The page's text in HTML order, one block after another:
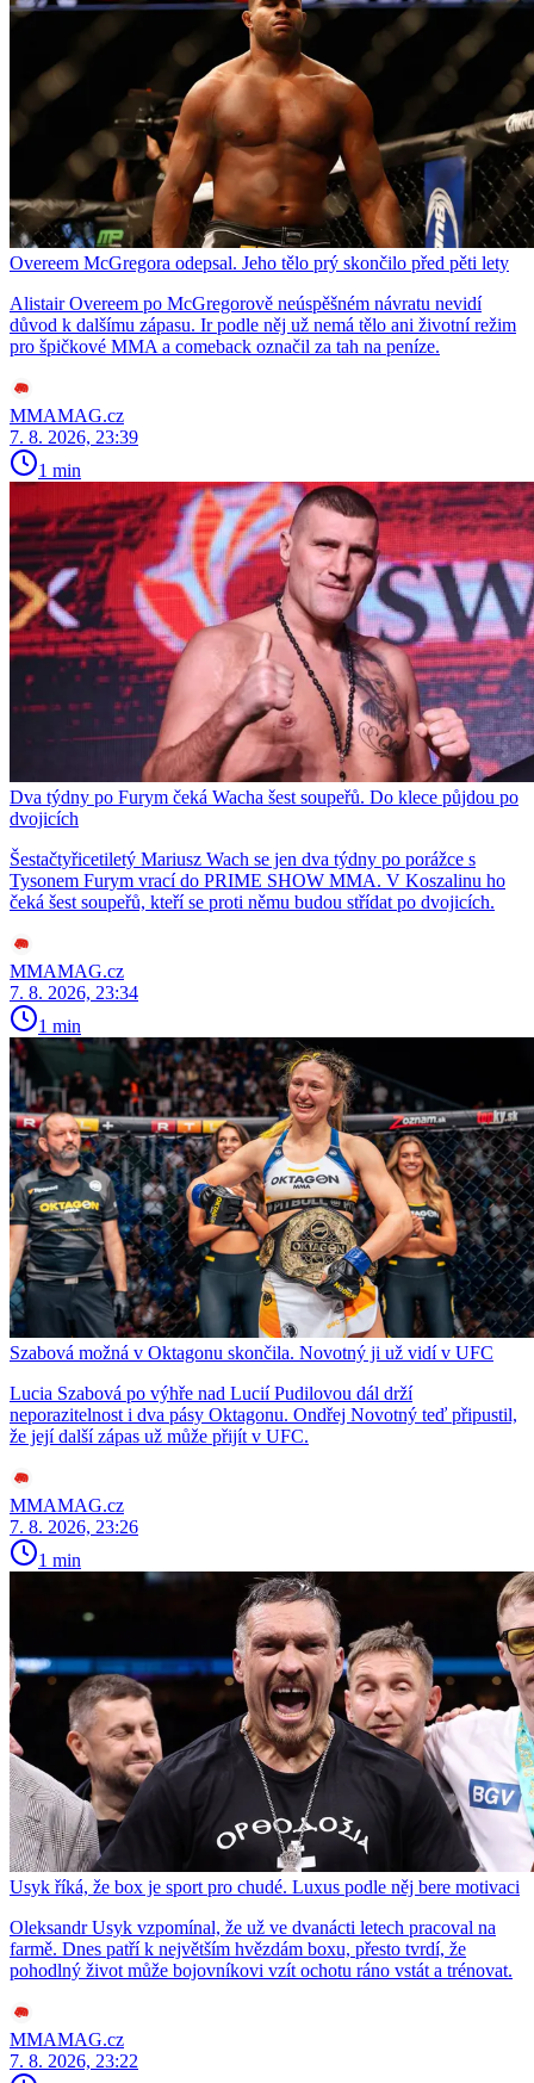
Overeem McGregora odepsal. Jeho tělo prý skončilo před pěti lety
Alistair Overeem po McGregorově neúspěšném návratu nevidí
důvod k dalšímu zápasu. Ir podle něj už nemá tělo ani životní režim
pro špičkové MMA a comeback označil za tah na peníze.
MMAMAG.cz
7. 8. 2026, 23:39
1 min
Dva týdny po Furym čeká Wacha šest soupeřů. Do klece půjdou po
dvojicích
Šestačtyřicetiletý Mariusz Wach se jen dva týdny po porážce s
Tysonem Furym vrací do PRIME SHOW MMA. V Koszalinu ho
čeká šest soupeřů, kteří se proti němu budou střídat po dvojicích.
MMAMAG.cz
7. 8. 2026, 23:34
1 min
Szabová možná v Oktagonu skončila. Novotný ji už vidí v UFC
Lucia Szabová po výhře nad Lucií Pudilovou dál drží
neporazitelnost i dva pásy Oktagonu. Ondřej Novotný teď připustil,
že její další zápas už může přijít v UFC.
MMAMAG.cz
7. 8. 2026, 23:26
1 min
Usyk říká, že box je sport pro chudé. Luxus podle něj bere motivaci
Oleksandr Usyk vzpomínal, že už ve dvanácti letech pracoval na
farmě. Dnes patří k největším hvězdám boxu, přesto tvrdí, že
pohodlný život může bojovníkovi vzít ochotu ráno vstát a trénovat.
MMAMAG.cz
7. 8. 2026, 23:22